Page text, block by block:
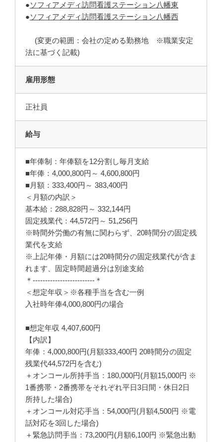
●ソフィアメディ訪問看護ステーション八幡東
●ソフィアメディ訪問看護ステーション八幡西
(変更の範囲：会社の定める勤務地 ※職業安定
法に基づく記載)
雇用形態
正社員
給与
■年俸制：年俸額を12分割し毎月支給
■年俸：4,000,800円～ 4,600,800円
■月額：333,400円～ 383,400円
＜月額の内訳＞
基本給：288,828円～ 332,144円
固定残業代：44,572円～ 51,256円
※時間外労働の有無に関わらず、20時間分の固定残
業代を支給
※上記年俸・月額には20時間分の固定残業代が含ま
れます、固定時間超過分は別途支給
＊-------------------------＊
＜想定年収＞※各種手当を含む一例
入社時年俸4,000,800円の場合
■想定年収 4,407,600円
【内訳】
年俸：4,000,800円(月額333,400円 20時間分の固定
残業代44,572円を含む)
＋オンコール所持手当：180,000円(月額15,000円 ※
1番携帯・2番携帯をそれぞれ平日3日間・休日2日
所持した場合)
＋オンコール対応手当：54,000円(月額4,500円 ※電
話対応を3回した場合)
＋緊急訪問手当：73,200円(月額6,100円 ※緊急出動